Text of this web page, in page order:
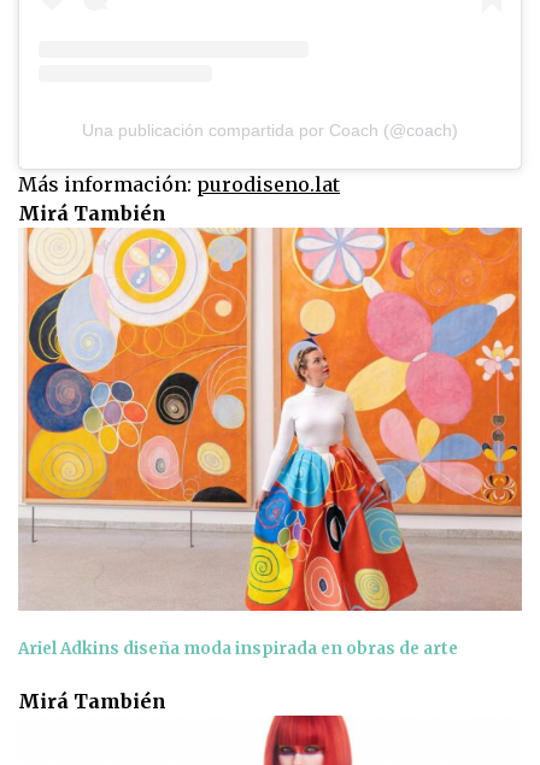
Una publicación compartida por Coach (@coach)
Más información: purodiseno.lat
Mirá También
Ariel Adkins diseña moda inspirada en obras de arte
Mirá También